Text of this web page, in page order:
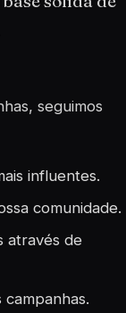
seguimos
influentes.
comunidade.
através de